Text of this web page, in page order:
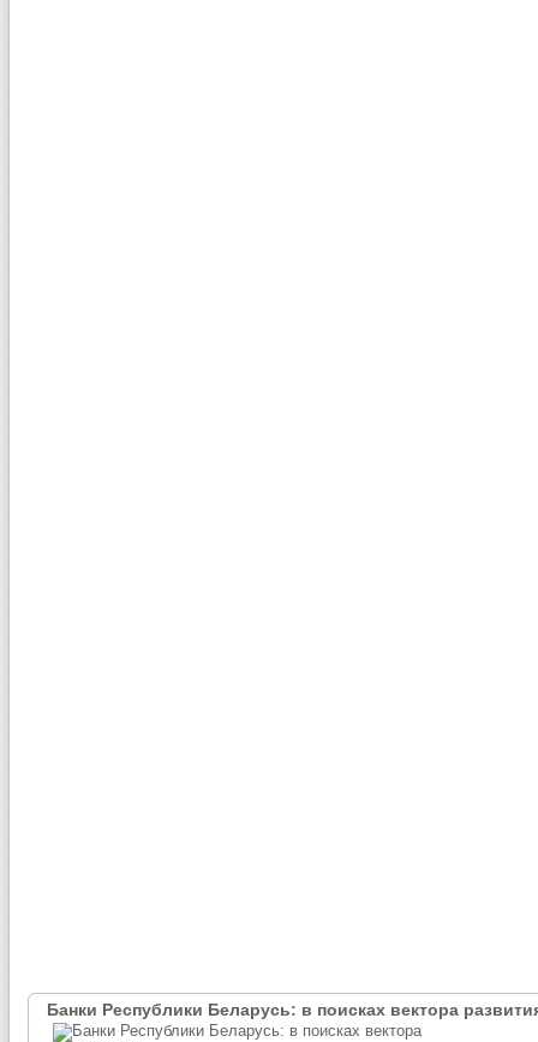
Банки Республики Беларусь: в поисках вектора